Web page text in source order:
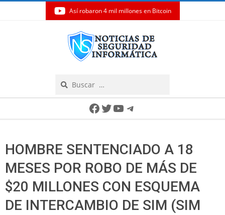
Así robaron 4 mil millones en Bitcoin
Facebook
Twitter
YouTube
Telegram
HOMBRE SENTENCIADO A 18
MESES POR ROBO DE MÁS DE
$20 MILLONES CON ESQUEMA
DE INTERCAMBIO DE SIM (SIM